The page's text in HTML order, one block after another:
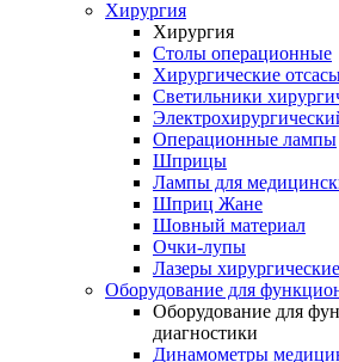
Хирургия
Хирургия
Столы операционные
Хирургические
Светильники
Операционные лампы
Шприцы
Лампы для
Шприц Жане
Шовный материал
Очки-лупы
Лазеры хирургические
Оборудование для
Оборудование для
диагностики
Динамометры